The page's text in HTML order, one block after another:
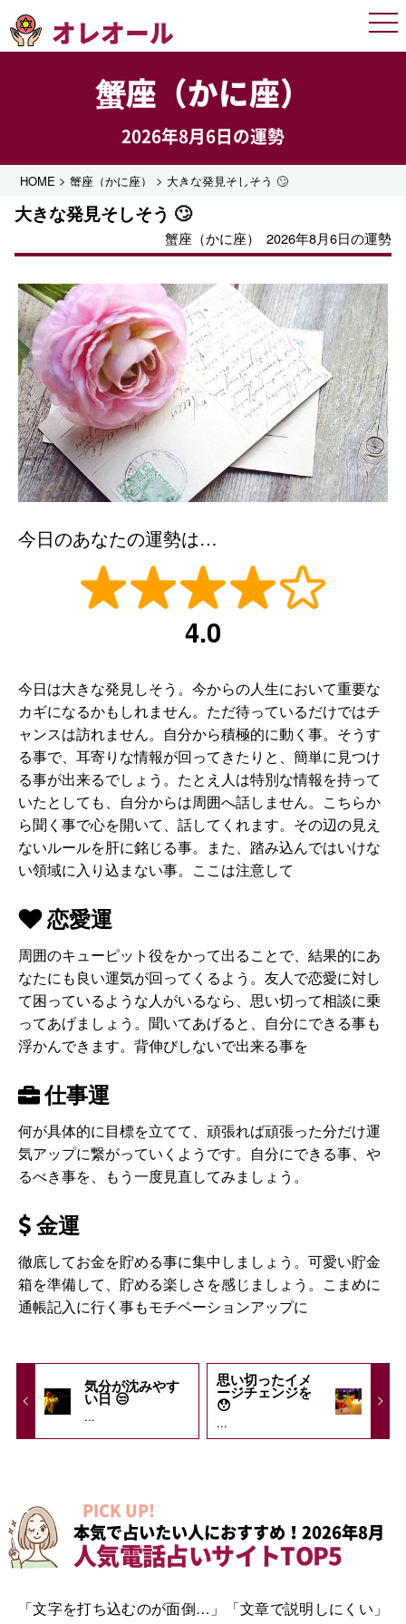
オレオール
蟹座（かに座）
2026年8月6日の運勢
HOME >蟹座（かに座） > 大きな発見そしそう 🙄
大きな発見そしそう 🙄
蟹座（かに座） 2026年8月6日の運勢
今日のあなたの運勢は…
4.0
今日は大きな発見しそう。今からの人生において重要な
カギになるかもしれません。ただ待っているだけではチ
ャンスは訪れません。自分から積極的に動く事。そうす
る事で、耳寄りな情報が回ってきたりと、簡単に見つけ
る事が出来るでしょう。たとえ人は特別な情報を持って
いたとしても、自分からは周囲へ話しません。こちらか
ら聞く事で心を開いて、話してくれます。その辺の見え
ないルールを肝に銘じる事。また、踏み込んではいけな
い領域に入り込まない事。ここは注意して
恋愛運
周囲のキューピット役をかって出ることで、結果的にあ
なたにも良い運気が回ってくるよう。友人で恋愛に対し
て困っているような人がいるなら、思い切って相談に乗
ってあげましょう。聞いてあげると、自分にできる事も
浮かんできます。背伸びしないで出来る事を
仕事運
何が具体的に目標を立てて、頑張れば頑張った分だけ運
気アップに繋がっていくようです。自分にできる事、や
るべき事を、もう一度見直してみましょう。
金運
徹底してお金を貯める事に集中しましょう。可愛い貯金
箱を準備して、貯める楽しさを感じましょう。こまめに
通帳記入に行く事もモチベーションアップに
気分が沈みやす
い日 😒
...
思い切ったイメ
ージチェンジを
😯
...
PICK UP!
本気で占いたい人におすすめ！2026年8月
人気電話占いサイトTOP5
「文字を打ち込むのが面倒…」「文章で説明しにくい」